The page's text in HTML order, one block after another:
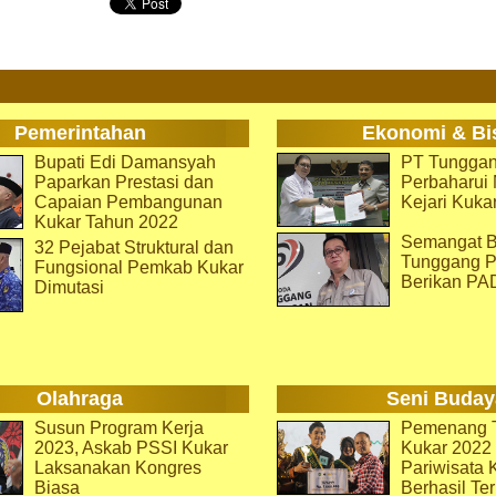
Pemerintahan Ekonomi &
Bupati Edi Damansyah
Paparkan Prestasi dan
Capaian Pembangunan
Kukar Tahun 2022
32 Pejabat Struktural dan
Fungsional Pemkab Kukar
Dimutasi
PT
Perbaharui
Kejari
Semangat
Tunggang
Berikan
Olahraga Seni
Susun Program Kerja
2023, Askab PSSI Kukar
Laksanakan Kongres
Biasa
Pemenang
Kukar
Pariwisata
Berhasil